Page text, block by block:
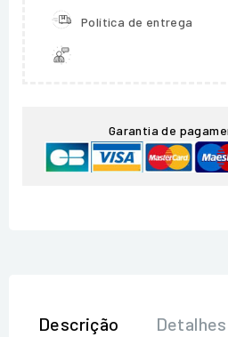
Política de entrega
Garantia de
Descrição